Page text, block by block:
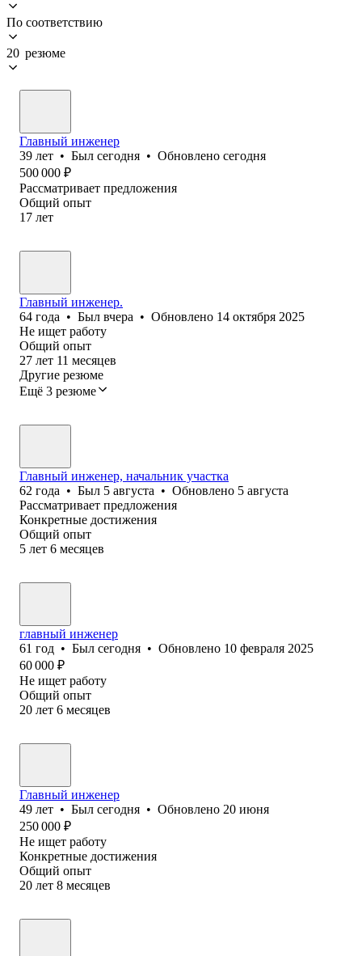
По соответствию
20 резюме
Главный инженер
39 лет • Был сегодня • Обновлено сегодня
500 000 ₽
Рассматривает предложения
Общий опыт
17 лет
Главный инженер.
64 года • Был вчера • Обновлено 14 октября 2025
Не ищет работу
Общий опыт
27 лет 11 месяцев
Другие резюме
Ещё 3 резюме
Главный инженер, начальник участка
62 года • Был 5 августа • Обновлено 5 августа
Рассматривает предложения
Конкретные достижения
Общий опыт
5 лет 6 месяцев
главный инженер
61 год • Был сегодня • Обновлено 10 февраля 2025
60 000 ₽
Не ищет работу
Общий опыт
20 лет 6 месяцев
Главный инженер
49 лет • Был сегодня • Обновлено 20 июня
250 000 ₽
Не ищет работу
Конкретные достижения
Общий опыт
20 лет 8 месяцев